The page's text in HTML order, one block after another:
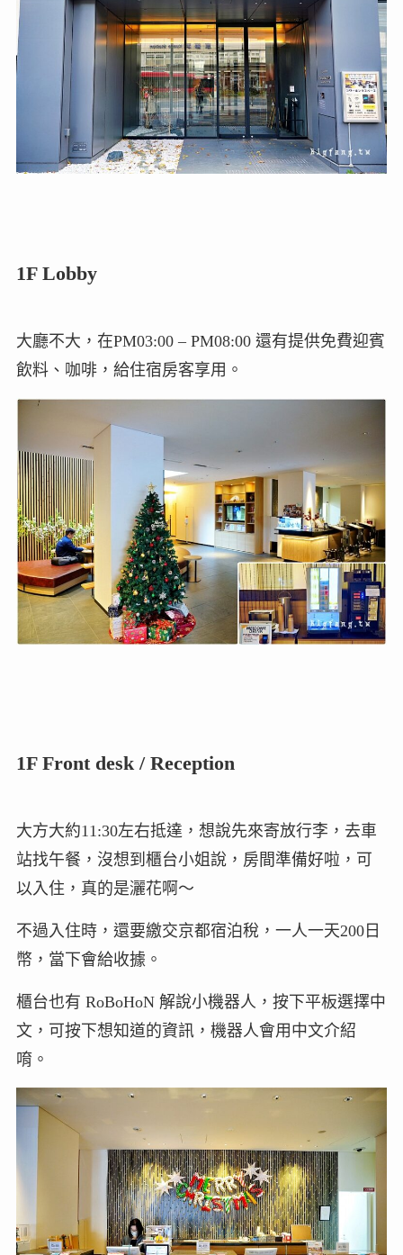
1F Lobby
大廳不大，在PM03:00 – PM08:00 還有提供免費迎賓
飲料、咖啡，給住宿房客享用。
1F Front desk / Reception
大方大約11:30左右抵達，想說先來寄放行李，去車
站找午餐，沒想到櫃台小姐說，房間準備好啦，可
以入住，真的是灑花啊～
不過入住時，還要繳交京都宿泊稅，一人一天200日
幣，當下會給收據。
櫃台也有 RoBoHoN 解說小機器人，按下平板選擇中
文，可按下想知道的資訊，機器人會用中文介紹
唷。